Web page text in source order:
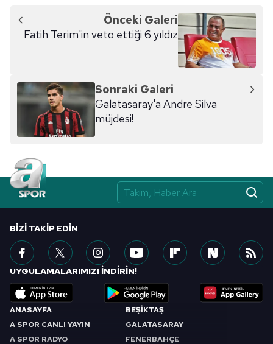
Önceki Galeri
Fatih Terim'in veto ettiği 6 yıldız
Sonraki Galeri
Galatasaray'a Andre Silva
müjdesi!
ANASAYFA
A SPOR CANLI YAYIN
A SPOR RADYO
BEŞİKTAŞ
GALATASARAY
FENERBAHÇE
BIZI TAKIP EDIN
UYGULAMALARIMIZI İNDİRİN!